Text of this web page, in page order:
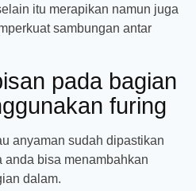
itu merapikan namun juga
sambungan antar
pada bagian
furing
anyaman sudah dipastikan
anda bisa menambahkan
dalam.